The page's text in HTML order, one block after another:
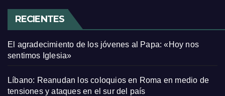
RECIENTES
El agradecimiento de los jóvenes al Papa: «Hoy nos
sentimos Iglesia»
Líbano: Reanudan los coloquios en Roma en medio de
tensiones y ataques en el sur del país